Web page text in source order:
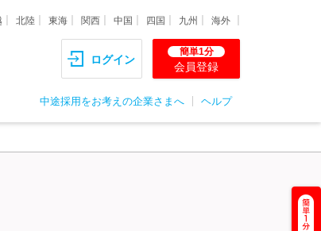
北陸 東海 関西 中国 四国 九州 海外
ログイン
簡単1分
会員登録
中途採用をお考えの企業さまへ ヘルプ